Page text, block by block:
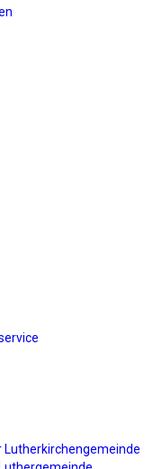
Lutherkirchengemeinde